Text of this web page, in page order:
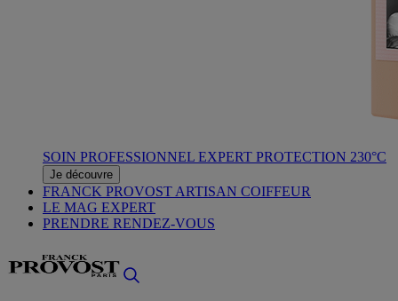
SOIN PROFESSIONNEL EXPERT PROTECTION 230°C
Je découvre
FRANCK PROVOST ARTISAN COIFFEUR
LE MAG EXPERT
PRENDRE RENDEZ-VOUS